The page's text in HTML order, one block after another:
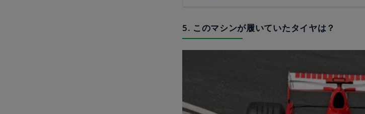
5. このマシンが履いていたタイヤは？